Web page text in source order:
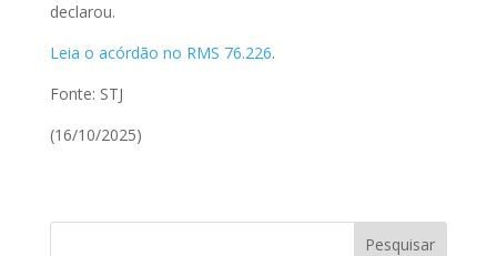
declarou.
Leia o acórdão no RMS 76.226.
Fonte: STJ
(16/10/2025)
Pesquisar